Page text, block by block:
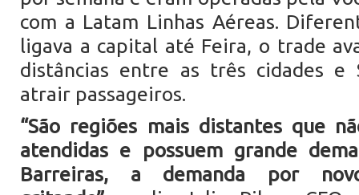
com a Latam Linhas Aéreas.
ligava a capital até Feira, o trade
distâncias entre as três cidades e
atrair passageiros.
“São regiões mais distantes que
atendidas e possuem grande
Barreiras, a demanda por